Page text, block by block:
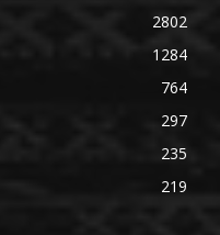
2802
1284
764
297
235
219